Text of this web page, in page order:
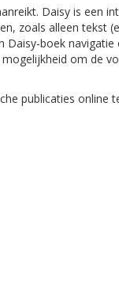
Daisy is een
zoals alleen tekst
Daisy-boek
om de
publicaties online